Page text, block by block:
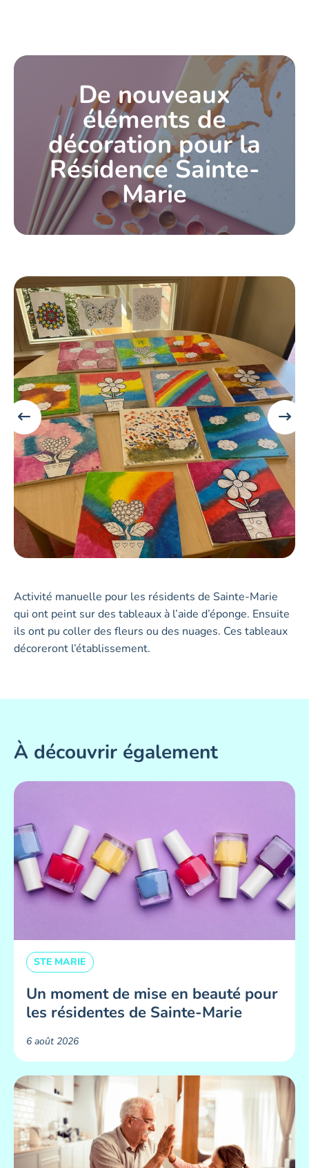
De nouveaux
éléments de
décoration pour la
Résidence Sainte-
Marie
Activité manuelle pour les résidents de Sainte-Marie
qui ont peint sur des tableaux à l’aide d’éponge. Ensuite
ils ont pu coller des fleurs ou des nuages. Ces tableaux
décoreront l’établissement.
À découvrir également
STE MARIE
Un moment de mise en beauté pour
les résidentes de Sainte-Marie ​
6 août 2026